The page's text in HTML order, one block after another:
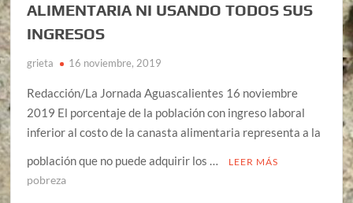
ALIMENTARIA NI USANDO TODOS SUS
INGRESOS
grieta 16 noviembre, 2019
Redacción/La Jornada Aguascalientes 16 noviembre
2019 El porcentaje de la población con ingreso laboral
inferior al costo de la canasta alimentaria representa a la
población que no puede adquirir los …
LEER MÁS
pobreza